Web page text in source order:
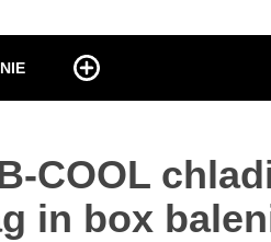
COOL
in box